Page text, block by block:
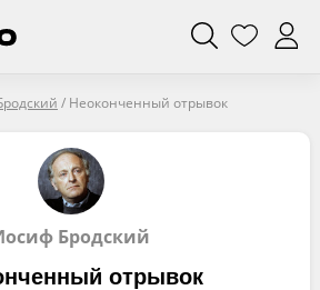
/ Неоконченный отрывок
Бродский
отрывок